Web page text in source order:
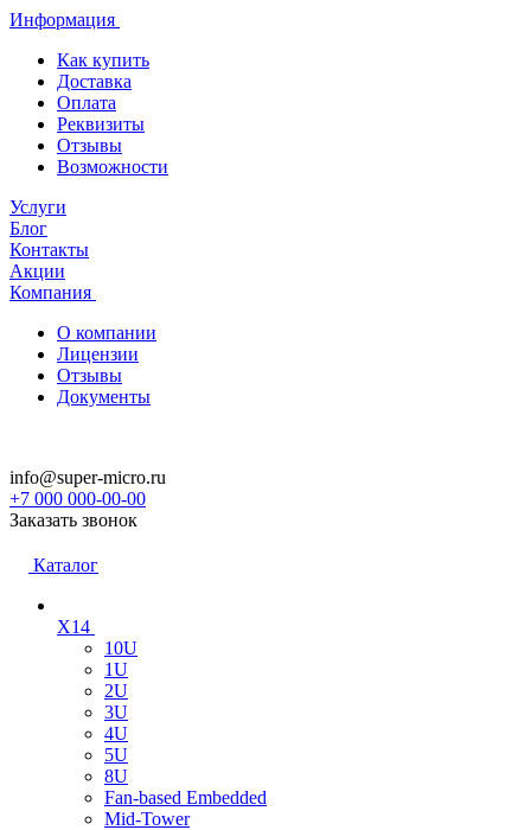
Информация
Как купить
Доставка
Оплата
Реквизиты
Отзывы
Возможности
Услуги
Блог
Контакты
Акции
Компания
О компании
Лицензии
Отзывы
Документы
info@super-micro.ru
+7 000 000-00-00
Заказать звонок
Каталог
X14
10U
1U
2U
3U
4U
5U
8U
Fan-based Embedded
Mid-Tower